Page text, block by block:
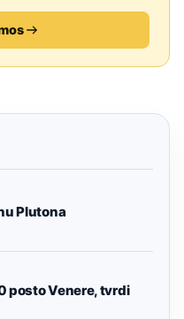
Plutona
posto Venere, tvrdi